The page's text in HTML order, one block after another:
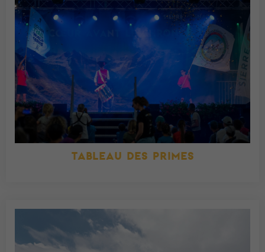
TABLEAU DES PRIMES